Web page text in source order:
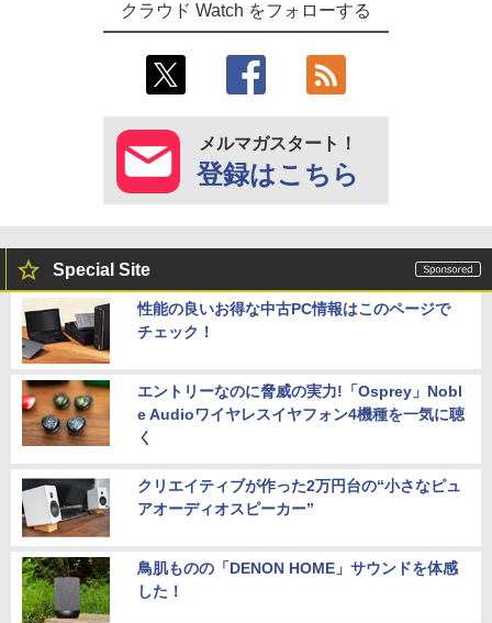
クラウド Watch をフォローする
メルマガスタート！
登録はこちら
Special Site
性能の良いお得な中古PC情報はこのページで
チェック！
エントリーなのに脅威の実力!「Osprey」Nobl
e Audioワイヤレスイヤフォン4機種を一気に聴
く
クリエイティブが作った2万円台の“小さなピュ
アオーディオスピーカー”
鳥肌ものの「DENON HOME」サウンドを体感
した！